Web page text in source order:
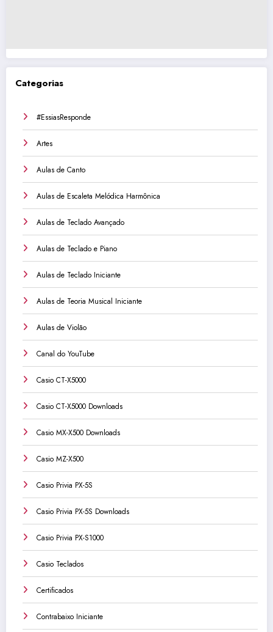
Categorias
#EssiasResponde
Artes
Aulas de Canto
Aulas de Escaleta Melódica Harmônica
Aulas de Teclado Avançado
Aulas de Teclado e Piano
Aulas de Teclado Iniciante
Aulas de Teoria Musical Iniciante
Aulas de Violão
Canal do YouTube
Casio CT-X5000
Casio CT-X5000 Downloads
Casio MX-X500 Downloads
Casio MZ-X500
Casio Privia PX-5S
Casio Privia PX-5S Downloads
Casio Privia PX-S1000
Casio Teclados
Certificados
Contrabaixo Iniciante